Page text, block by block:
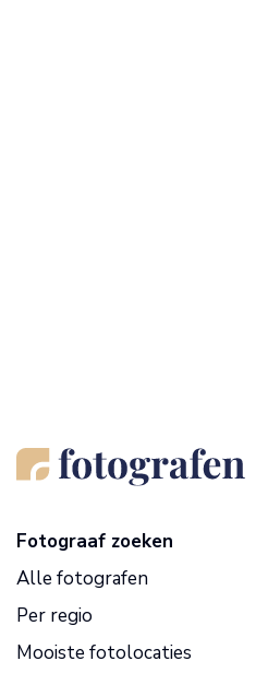
Fotograaf zoeken
Alle fotografen
Per regio
Mooiste fotolocaties